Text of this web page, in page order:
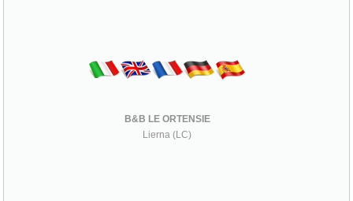
B&B LE ORTENSIE
Lierna (LC)